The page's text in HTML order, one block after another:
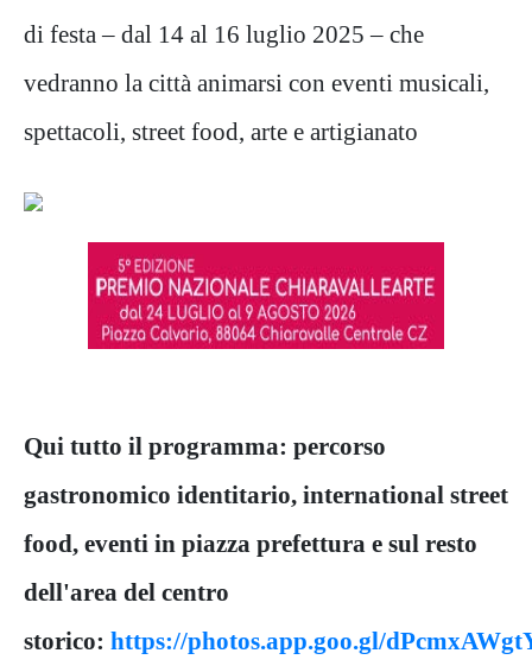
di festa – dal 14 al 16 luglio 2025 – che
vedranno la città animarsi con eventi musicali,
spettacoli, street food, arte e artigianato
Qui tutto il programma: percorso
gastronomico identitario, international street
food, eventi in piazza prefettura e sul resto
dell'area del centro
storico: https://photos.app.goo.gl/